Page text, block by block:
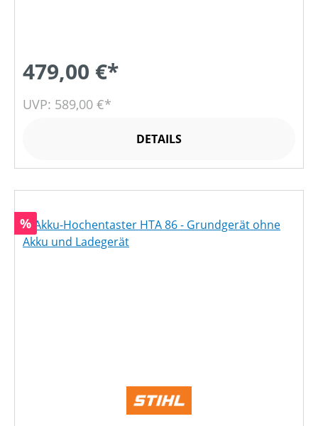
479,00 €*
UVP: 589,00 €*
DETAILS
Rabatt
%